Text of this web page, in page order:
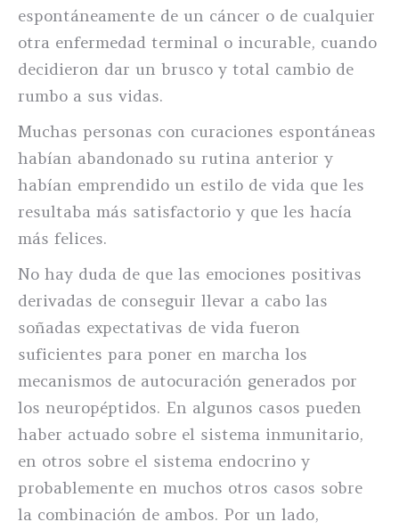
espontáneamente de un cáncer o de cualquier
otra enfermedad terminal o incurable, cuando
decidieron dar un brusco y total cambio de
rumbo a sus vidas.
Muchas personas con curaciones espontáneas
habían abandonado su rutina anterior y
habían emprendido un estilo de vida que les
resultaba más satisfactorio y que les hacía
más felices.
No hay duda de que las emociones positivas
derivadas de conseguir llevar a cabo las
soñadas expectativas de vida fueron
suficientes para poner en marcha los
mecanismos de autocuración generados por
los neuropéptidos. En algunos casos pueden
haber actuado sobre el sistema inmunitario,
en otros sobre el sistema endocrino y
probablemente en muchos otros casos sobre
la combinación de ambos. Por un lado,